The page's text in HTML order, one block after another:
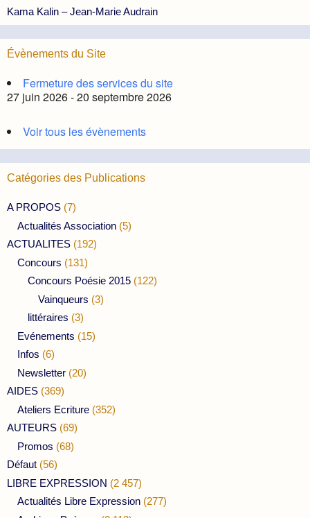
Kama Kalin – Jean-Marie Audrain
Évènements du Site
Fermeture des services du site
27 juin 2026 - 20 septembre 2026
Voir tous les évènements
Catégories des Publications
A PROPOS (7)
Actualités Association (5)
ACTUALITES (192)
Concours (131)
Concours Poésie 2015 (122)
Vainqueurs (3)
littéraires (3)
Evénements (15)
Infos (6)
Newsletter (20)
AIDES (369)
Ateliers Ecriture (352)
AUTEURS (69)
Promos (68)
Défaut (56)
LIBRE EXPRESSION (2 457)
Actualités Libre Expression (277)